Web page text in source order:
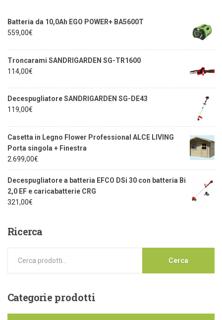
Batteria da 10,0Ah EGO POWER+ BA5600T
559,00€
Troncarami SANDRIGARDEN SG-TR1600
114,00€
Decespugliatore SANDRIGARDEN SG-DE43
119,00€
Casetta in Legno Flower Professional ALCE LIVING
Porta singola + Finestra
2.699,00€
Decespugliatore a batteria EFCO DSi 30 con batteria Bi
2,0 EF e caricabatterie CRG
321,00€
Ricerca
Cerca
Categorieprodotti